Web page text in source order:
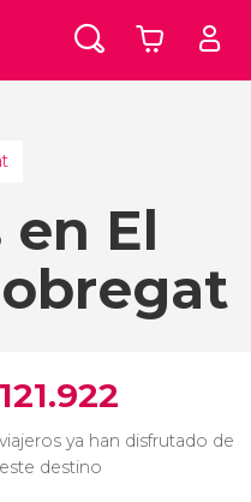
en El
121.922
viajeros ya han disfrutado de
este destino